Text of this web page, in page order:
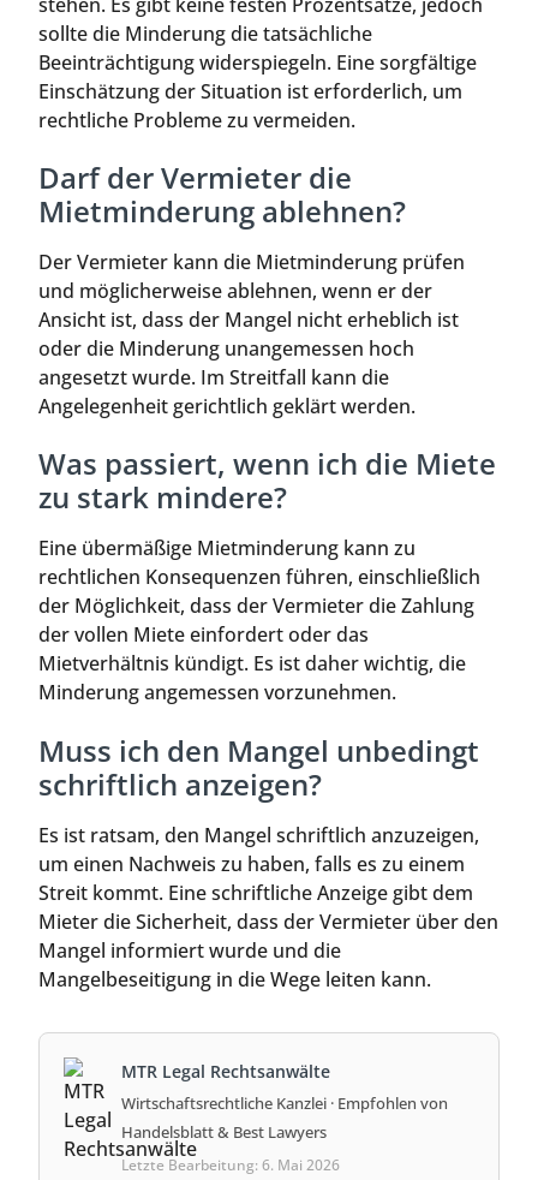
sollte die Minderung die tatsächliche
Beeinträchtigung widerspiegeln. Eine sorgfältige
Einschätzung der Situation ist erforderlich, um
rechtliche Probleme zu vermeiden.
Darf der Vermieter die
Mietminderung ablehnen?
Der Vermieter kann die Mietminderung prüfen
und möglicherweise ablehnen, wenn er der
Ansicht ist, dass der Mangel nicht erheblich ist
oder die Minderung unangemessen hoch
angesetzt wurde. Im Streitfall kann die
Angelegenheit gerichtlich geklärt werden.
Was passiert, wenn ich die Miete
zu stark mindere?
Eine übermäßige Mietminderung kann zu
rechtlichen Konsequenzen führen, einschließlich
der Möglichkeit, dass der Vermieter die Zahlung
der vollen Miete einfordert oder das
Mietverhältnis kündigt. Es ist daher wichtig, die
Minderung angemessen vorzunehmen.
Muss ich den Mangel unbedingt
schriftlich anzeigen?
Es ist ratsam, den Mangel schriftlich anzuzeigen,
um einen Nachweis zu haben, falls es zu einem
Streit kommt. Eine schriftliche Anzeige gibt dem
Mieter die Sicherheit, dass der Vermieter über den
Mangel informiert wurde und die
Mangelbeseitigung in die Wege leiten kann.
MTR Legal Rechtsanwälte
Wirtschaftsrechtliche Kanzlei · Empfohlen von
Handelsblatt & Best Lawyers
Letzte Bearbeitung: 6. Mai 2026